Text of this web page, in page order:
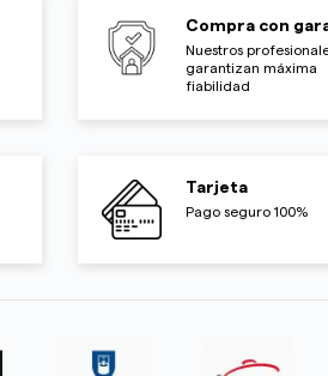
Compra con
Nuestros
garantizan máxima
fiabilidad
Tarjeta
Pago seguro 100%